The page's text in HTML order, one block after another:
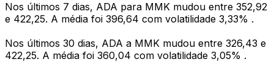
Nos últimos 7 dias, ADA para MMK mudou entre 352,92
e 422,25. A média foi 396,64 com volatilidade 3,33% .
Nos últimos 30 dias, ADA a MMK mudou entre 326,43 e
422,25. A média foi 360,04 com volatilidade 3,05% .